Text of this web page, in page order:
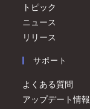
トピック
ニュース
リリース
サポート
よくある質問
アップデート情報